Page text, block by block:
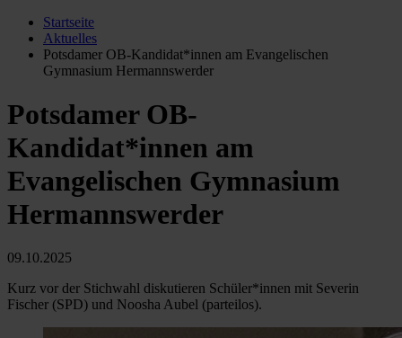
Startseite
Aktuelles
Potsdamer OB-Kandidat*innen am Evangelischen
Gymnasium Hermannswerder
Potsdamer OB-
Kandidat*innen am
Evangelischen Gymnasium
Hermannswerder
09.10.2025
Kurz vor der Stichwahl diskutieren Schüler*innen mit Severin
Fischer (SPD) und Noosha Aubel (parteilos).